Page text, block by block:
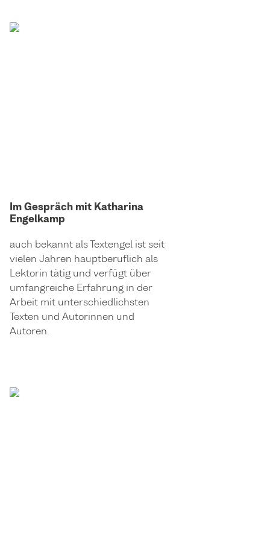
Im Gespräch mit Katharina
Engelkamp
auch bekannt als Textengel ist seit
vielen Jahren hauptberuflich als
Lektorin tätig und verfügt über
umfangreiche Erfahrung in der
Arbeit mit unterschiedlichsten
Texten und Autorinnen und
Autoren.